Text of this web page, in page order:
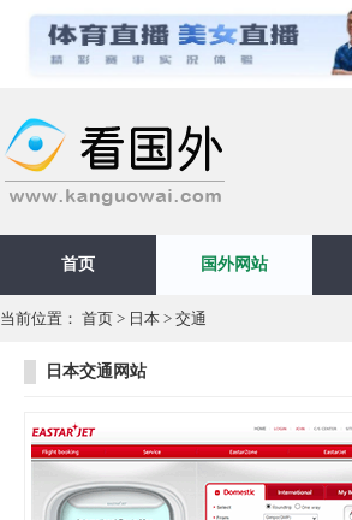
首页 国外网站
当前位置： 首页 > 日本 > 交通
日本交通网站